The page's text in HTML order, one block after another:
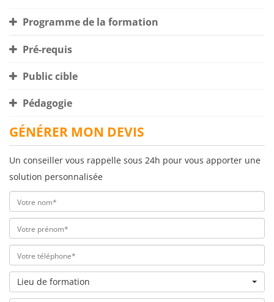
Programme de la formation
Pré-requis
Public cible
Pédagogie
GÉNÉRER MON DEVIS
Un conseiller vous rappelle sous 24h pour vous apporter une
solution personnalisée
Lieu de formation